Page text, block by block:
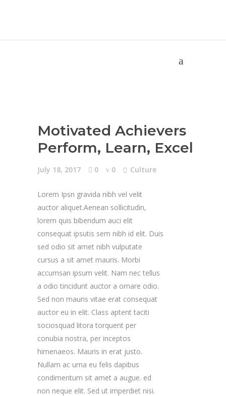
Motivated Achievers
Perform, Learn, Excel
July 18, 2017 0 0 Culture
Lorem Ipsn gravida nibh vel velit
auctor aliquet.Aenean sollicitudin,
lorem quis bibendum auci elit
consequat ipsutis sem nibh id elit. Duis
sed odio sit amet nibh vulputate
cursus a sit amet mauris. Morbi
accumsan ipsum velit. Nam nec tellus
a odio tincidunt auctor a ornare odio.
Sed non mauris vitae erat consequat
auctor eu in elit. Class aptent taciti
sociosquad litora torquent per
conubia nostra, per inceptos
himenaeos. Mauris in erat justo.
Nullam ac urna eu felis dapibus
condimentum sit amet a augue. ed
non neque elit. Sed ut imperdiet nisi.